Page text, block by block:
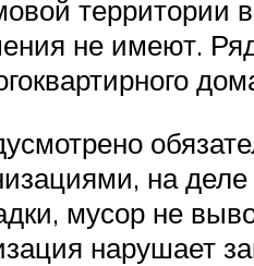
не имеют.
на
мусор не
нарушает